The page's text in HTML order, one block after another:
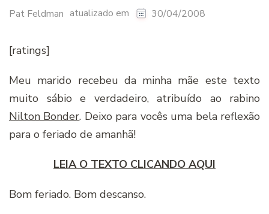
Pat Feldman atualizado em 30/04/2008
[ratings]
Meu marido recebeu da minha mãe este texto
muito sábio e verdadeiro, atribuído ao rabino
Nilton Bonder. Deixo para vocês uma bela reflexão
para o feriado de amanhã!
LEIA O TEXTO CLICANDO AQUI
Bom feriado. Bom descanso.